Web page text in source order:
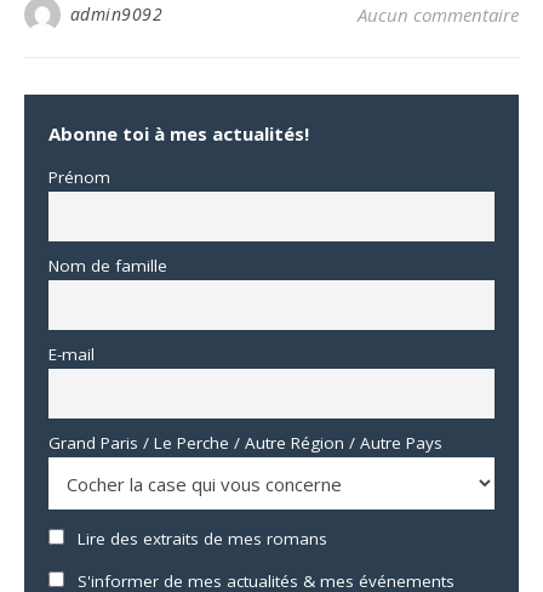
admin9092 Aucun commentaire
Abonne toi à mes actualités!
Prénom
Nom de famille
E-mail
Grand Paris / Le Perche / Autre Région / Autre Pays
Lire des extraits de mes romans
S'informer de mes actualités & mes événements